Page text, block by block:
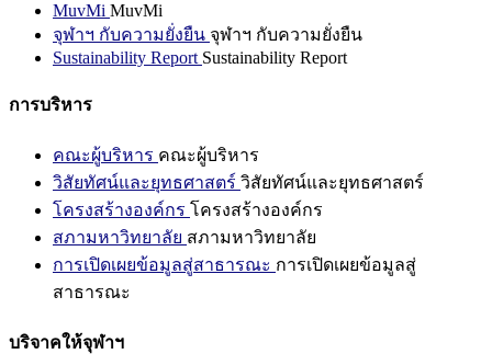
MuvMi MuvMi
จุฬาฯ กับความยั่งยืน จุฬาฯ กับความยั่งยืน
Sustainability Report Sustainability Report
การบริหาร
คณะผู้บริหาร คณะผู้บริหาร
วิสัยทัศน์และยุทธศาสตร์ วิสัยทัศน์และยุทธศาสตร์
โครงสร้างองค์กร โครงสร้างองค์กร
สภามหาวิทยาลัย สภามหาวิทยาลัย
การเปิดเผยข้อมูลสู่สาธารณะ การเปิดเผยข้อมูลสู่
สาธารณะ
บริจาคให้จุฬาฯ